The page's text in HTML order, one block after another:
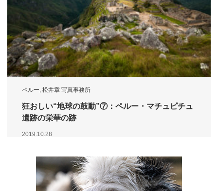
ペルー, 松井章 写真事務所
狂おしい“地球の鼓動”⑦：ペルー・マチュピチュ
遺跡の栄華の跡
2019.10.28